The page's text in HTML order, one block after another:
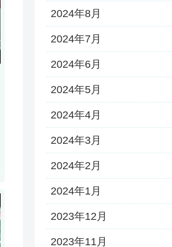
2024年8月
2024年7月
2024年6月
2024年5月
2024年4月
2024年3月
2024年2月
2024年1月
2023年12月
2023年11月